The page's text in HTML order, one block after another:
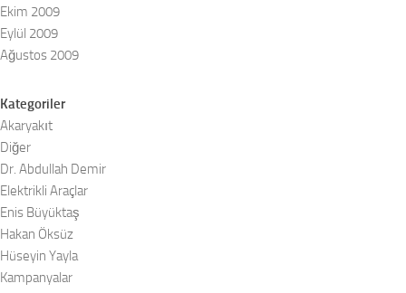
Ekim 2009
Eylül 2009
Ağustos 2009
Kategoriler
Akaryakıt
Diğer
Dr. Abdullah Demir
Elektrikli Araçlar
Enis Büyüktaş
Hakan Öksüz
Hüseyin Yayla
Kampanyalar